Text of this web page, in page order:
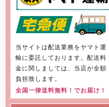
当サイトは配送業務をヤマト運
輸に委託しております。配送料
金に関しましては、当店が全額
負担致します。
全国一律送料無料！でお届け！